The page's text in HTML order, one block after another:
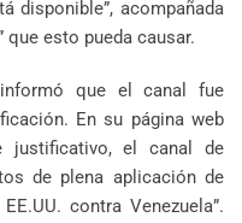
disponible”, acompañada
que esto pueda causar.
que el canal fue
En su página web
justificativo, el canal de
de plena aplicación de
contra Venezuela”.